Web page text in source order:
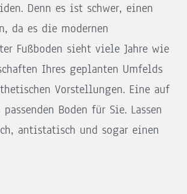
Denn es ist schwer, einen
da es die modernen
Fußboden sieht viele Jahre wie
Ihres geplanten Umfelds
Vorstellungen. Eine auf
Boden für Sie. Lassen
antistatisch und sogar einen